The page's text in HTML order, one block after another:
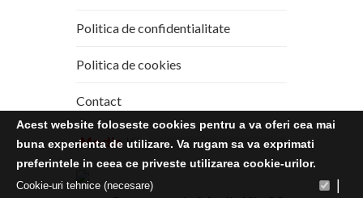
Politica de confidentialitate
Politica de cookies
Contact
Media Kit
Acest website foloseste cookies pentru a va oferi cea mai
buna experienta de utilizare. Va rugam sa va exprimati
preferintele in ceea ce priveste utilizarea cookie-urilor.
Cookie-uri tehnice (necesare)